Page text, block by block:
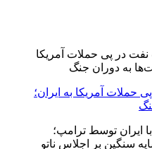
آمریکا به ایران؛